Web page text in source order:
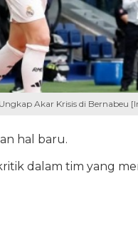
Akar Krisis di Bernabeu
hal baru.
dalam tim yang